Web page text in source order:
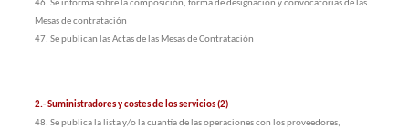
46. Se informa sobre la composición, forma de designación y convocatorias de las
Mesas de contratación
47. Se publican las Actas de las Mesas de Contratación
2.- Suministradores y costes de los servicios (2)
48. Se publica la lista y/o la cuantía de las operaciones con los proveedores,